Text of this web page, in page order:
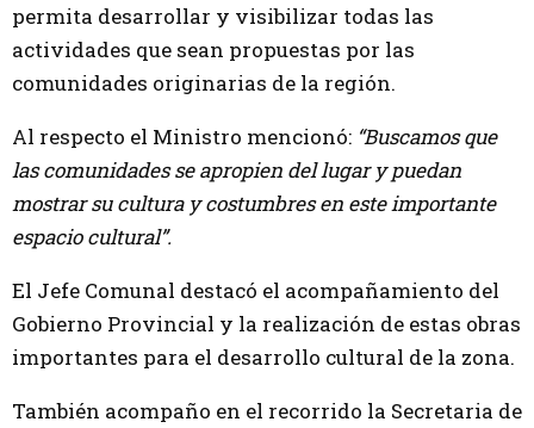
permita desarrollar y visibilizar todas las
actividades que sean propuestas por las
comunidades originarias de la región.
Al respecto el Ministro mencionó: “Buscamos que
las comunidades se apropien del lugar y puedan
mostrar su cultura y costumbres en este importante
espacio cultural”.
El Jefe Comunal destacó el acompañamiento del
Gobierno Provincial y la realización de estas obras
importantes para el desarrollo cultural de la zona.
También acompaño en el recorrido la Secretaria de